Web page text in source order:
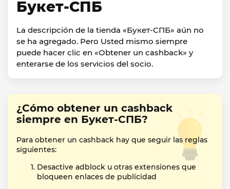
Букет-СПБ
La descripción de la tienda «Букет-СПБ» aún no
se ha agregado. Pero Usted mismo siempre
puede hacer clic en «Obtener un cashback» y
enterarse de los servicios del socio.
¿Cómo obtener un cashback
siempre en Букет-СПБ?
Para obtener un cashback hay que seguir las reglas
siguientes:
Desactive adblock u otras extensiones que
bloqueen enlaces de publicidad